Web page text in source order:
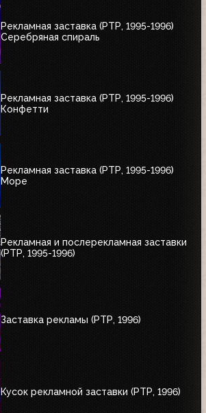
Рекламная заставка (РТР, 1995-1996)
Серебряная спираль
Рекламная заставка (РТР, 1995-1996)
Конфетти
Рекламная заставка (РТР, 1995-1996)
Море
Рекламная и послерекламная заставки
(РТР, 1995-1996)
Заставка рекламы (РТР, 1996)
Кусок рекламной заставки (РТР, 1996)